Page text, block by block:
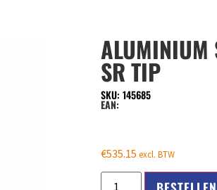
ALUMINIUM
SR TIP
SKU: 145685
EAN:
€535.15 excl. BTW